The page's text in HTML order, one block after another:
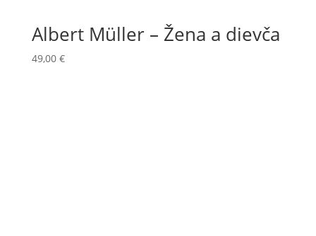
Albert Müller – Žena a dievča
49,00 €